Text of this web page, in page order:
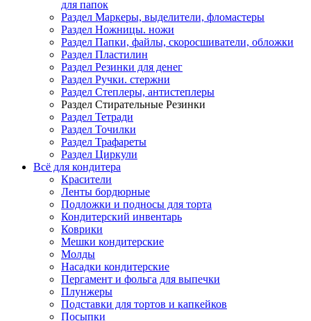
для папок
Раздел Маркеры, выделители, фломастеры
Раздел Ножницы. ножи
Раздел Папки, файлы, скоросшиватели, обложки
Раздел Пластилин
Раздел Резинки для денег
Раздел Ручки. стержни
Раздел Степлеры, антистеплеры
Раздел Стирательные Резинки
Раздел Тетради
Раздел Точилки
Раздел Трафареты
Раздел Циркули
Всё для кондитера
Красители
Ленты бордюрные
Подложки и подносы для торта
Кондитерский инвентарь
Коврики
Мешки кондитерские
Молды
Насадки кондитерские
Пергамент и фольга для выпечки
Плунжеры
Подставки для тортов и капкейков
Посыпки